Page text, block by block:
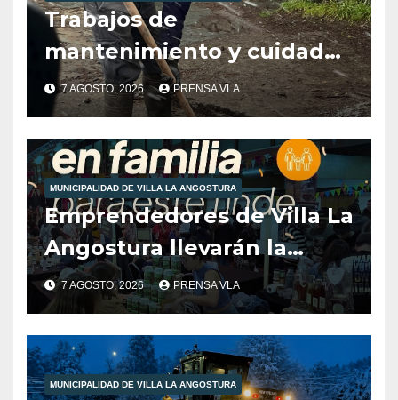
Trabajos de
mantenimiento y cuidados
ciudadanos en el marco de
las inclemencias climáticas
reinantes en la región
7 AGOSTO, 2026 PRENSA VLA
MUNICIPALIDAD DE VILLA LA ANGOSTURA
Emprendedores de Villa La
Angostura llevarán la
producción local a Tienda
de Sabores.
7 AGOSTO, 2026 PRENSA VLA
MUNICIPALIDAD DE VILLA LA ANGOSTURA